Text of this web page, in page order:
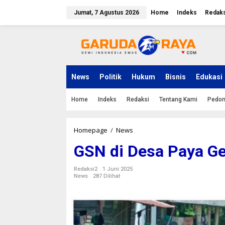
Jumat, 7 Agustus 2026 Home Indeks
News Politik Hukum Bisnis Edukasi
Home Indeks Redaksi Tentang Kami
Homepage / News
N
d
a
P
a
GSN di Desa Paya
Redaksi2
1 Juni 2025
News
287 Dilihat